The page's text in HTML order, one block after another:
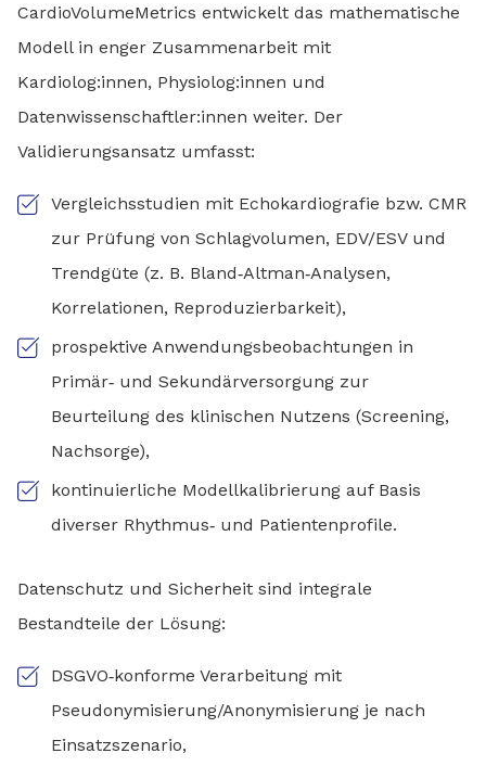
CardioVolumeMetrics entwickelt das mathematische
Modell in enger Zusammenarbeit mit
Kardiolog:innen, Physiolog:innen und
Datenwissenschaftler:innen weiter. Der
Validierungsansatz umfasst:
Vergleichsstudien mit Echokardiografie bzw. CMR
zur Prüfung von Schlagvolumen, EDV/ESV und
Trendgüte (z. B. Bland‑Altman‑Analysen,
Korrelationen, Reproduzierbarkeit),
prospektive Anwendungsbeobachtungen in
Primär‑ und Sekundärversorgung zur
Beurteilung des klinischen Nutzens (Screening,
Nachsorge),
kontinuierliche Modellkalibrierung auf Basis
diverser Rhythmus‑ und Patientenprofile.
Datenschutz und Sicherheit sind integrale
Bestandteile der Lösung:
DSGVO‑konforme Verarbeitung mit
Pseudonymisierung/Anonymisierung je nach
Einsatzszenario,